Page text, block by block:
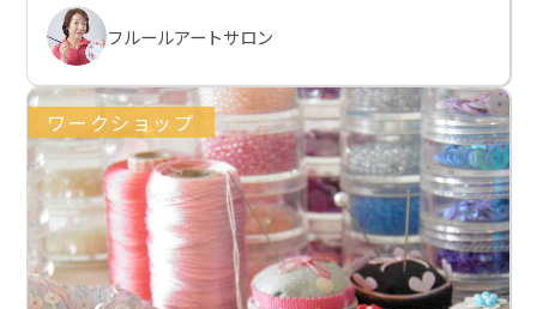
フルールアートサロン
ワークショップ